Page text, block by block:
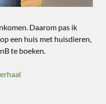
Daarom pas ik
een huis met huisdieren,
te boeken.